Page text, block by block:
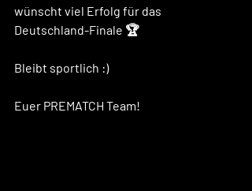
wünscht viel Erfolg für das
Deutschland-Finale 🏆
Bleibt sportlich :)
Euer PREMATCH Team!